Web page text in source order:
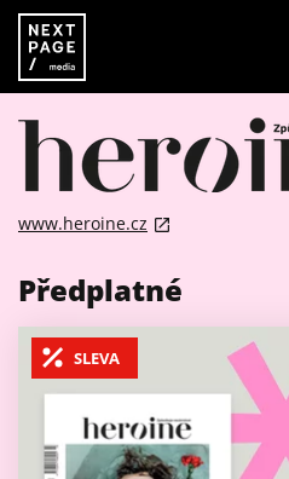
www.heroine.cz
Předplatné
SLEVA